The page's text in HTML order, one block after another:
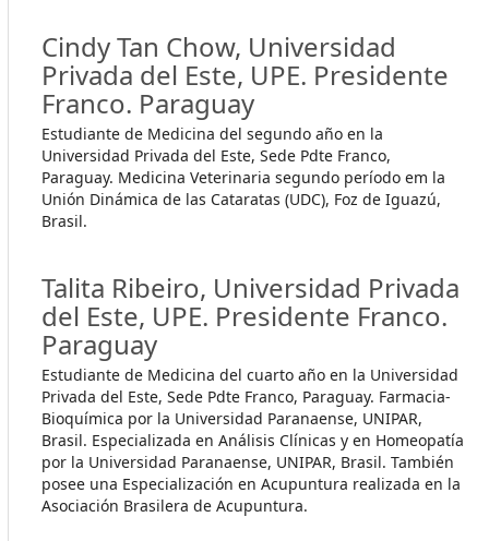
Cindy Tan Chow, Universidad
Privada del Este, UPE. Presidente
Franco. Paraguay
Estudiante de Medicina del segundo año en la
Universidad Privada del Este, Sede Pdte Franco,
Paraguay. Medicina Veterinaria segundo período em la
Unión Dinámica de las Cataratas (UDC), Foz de Iguazú,
Brasil.
Talita Ribeiro, Universidad Privada
del Este, UPE. Presidente Franco.
Paraguay
Estudiante de Medicina del cuarto año en la Universidad
Privada del Este, Sede Pdte Franco, Paraguay. Farmacia-
Bioquímica por la Universidad Paranaense, UNIPAR,
Brasil. Especializada en Análisis Clínicas y en Homeopatía
por la Universidad Paranaense, UNIPAR, Brasil. También
posee una Especialización en Acupuntura realizada en la
Asociación Brasilera de Acupuntura.